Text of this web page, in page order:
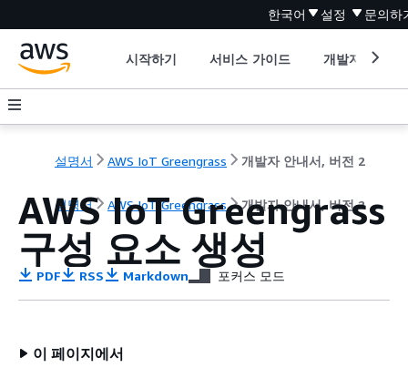
한국어 설정 문의하
시작하기 서비스 가이드 개발자 도구
설명서 AWS IoT Greengrass 개발자 안내서, 버전 2
설명서 AWS IoT Greengrass 개발자 안내서, 버전 2
AWS IoT Greengrass
구성 요소 생성
PDF RSS Markdown 포커스 모드
이 페이지에서